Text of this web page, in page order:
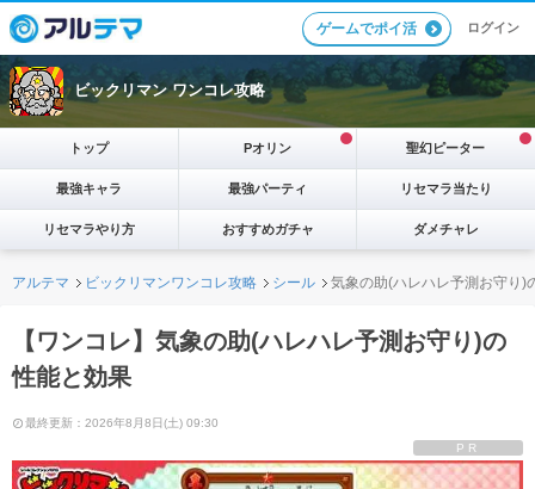
ゲームでポイ活 ログイン
ビックリマン ワンコレ攻略
トップ Pオリン 聖幻ピーター
最強キャラ 最強パーティ リセマラ当たり
リセマラやり方 おすすめガチャ ダメチャレ
アルテマ ビックリマンワンコレ攻略 シール 気象の助(ハレハレ予測お守り)
【ワンコレ】気象の助(ハレハレ予測お守り)の
性能と効果
最終更新：2026年8月8日(土) 09:30
PR